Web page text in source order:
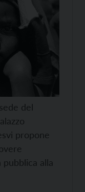
del
propone
pubblica alla